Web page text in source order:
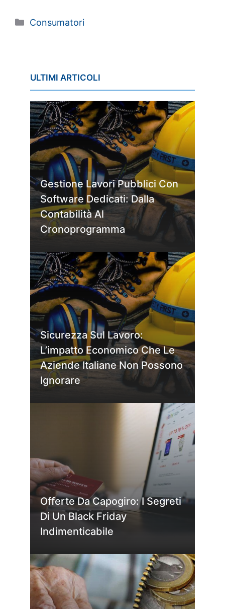
Categorie
Consumatori
ULTIMI ARTICOLI
Gestione Lavori Pubblici Con
Software Dedicati: Dalla
Contabilità Al
Cronoprogramma
Sicurezza Sul Lavoro:
L’impatto Economico Che Le
Aziende Italiane Non Possono
Ignorare
Offerte Da Capogiro: I Segreti
Di Un Black Friday
Indimenticabile